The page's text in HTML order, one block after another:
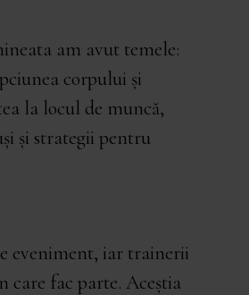
am avut temele:
corpului și
la locul de muncă,
și strategii pentru
eveniment, iar trainerii
care fac parte. Aceștia